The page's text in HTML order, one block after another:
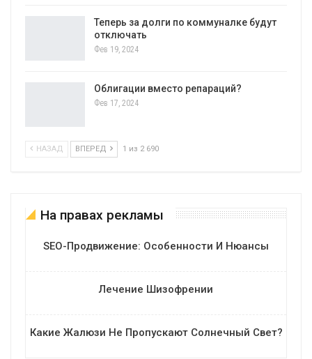
Теперь за долги по коммуналке будут
отключать
Фев 19, 2024
Облигации вместо репараций?
Фев 17, 2024
НАЗАД ВПЕРЕД 1 из 2 690
На правах рекламы
SEO-Продвижение: Особенности И Нюансы
Лечение Шизофрении
Какие Жалюзи Не Пропускают Солнечный Свет?